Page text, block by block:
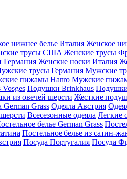
нижнее белье Италия Женское
трусы США Женские трусы
Германия Женские носки Италия
трусы Германия Мужские
пижамы Hanro Мужские
Подушки Brinkhaus Подушки
из овечей шерсти Жесткие
German Grass Одеяла Австрия
Всесезонные одеяла Легкие
белье German Grass
Постельное белье из сатин-
Посуда Португалия Посуда